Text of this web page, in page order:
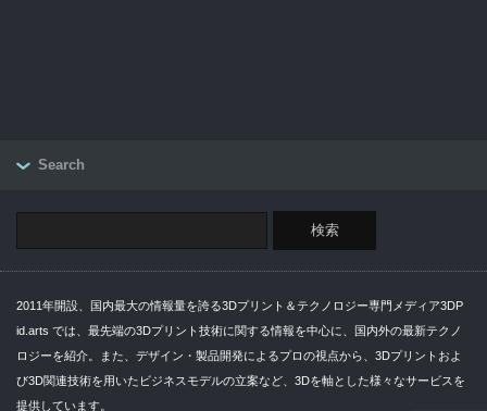
Search
2011年開設、国内最大の情報量を誇る3Dプリント＆テクノロジー専門メディア3DP
id.arts では、最先端の3Dプリント技術に関する情報を中心に、国内外の最新テクノ
ロジーを紹介。また、デザイン・製品開発によるプロの視点から、3Dプリントおよ
び3D関連技術を用いたビジネスモデルの立案など、3Dを軸とした様々なサービスを
提供しています。